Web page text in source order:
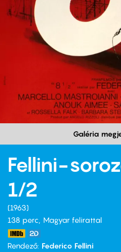
Galéria
Fellini-
1/2
1963
138 perc,
Magyar felirattal
Rendező Federico Fellini